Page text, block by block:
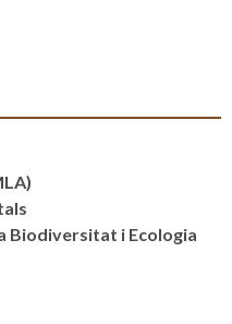
Biodiversitat i Ecologia